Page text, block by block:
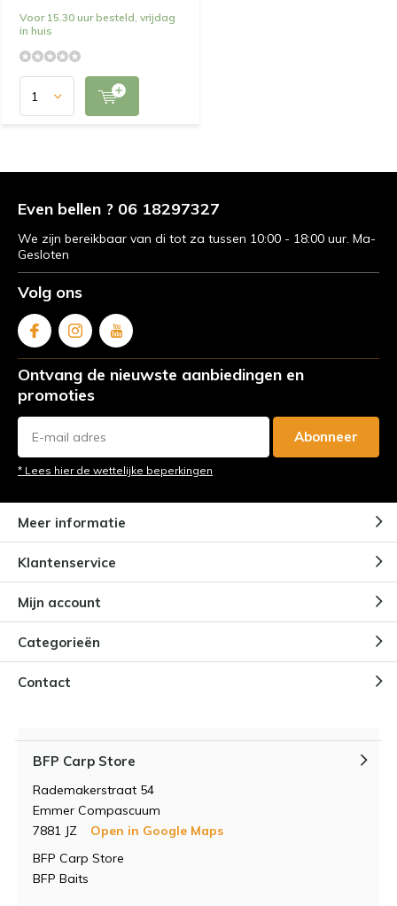
Voor 15.30 uur besteld, vrijdag
in huis
Even bellen ? 06 18297327
We zijn bereikbaar van di tot za tussen 10:00 - 18:00 uur. Ma-
Gesloten
Volg ons
Ontvang de nieuwste aanbiedingen en
promoties
Abonneer
* Lees hier de wettelijke beperkingen
Meer informatie
Klantenservice
Mijn account
Categorieën
Contact
BFP Carp Store
Rademakerstraat 54
Emmer Compascuum
7881 JZ
Open in Google Maps
BFP Carp Store
BFP Baits